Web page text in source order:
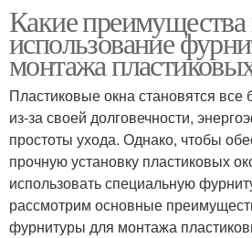
Какие преимущества
использование
монтажа
Пластиковые окна становятся
из-за своей долговечности,
простоты ухода. Однако, чтобы
прочную установку пластиковых
использовать специальную
рассмотрим основные
фурнитуры для монтажа